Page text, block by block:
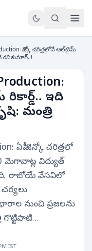
జెన్కో చరిత్రలోనే ఆల్‌టైమ్
రవికుమార్..!
ఇది
మంత్రి
ఏపీ జెన్కో చరిత్రలో
మెగావాట్ల విద్యుత్
రాబోయే వేసవిలో
నుంచి ప్రజలను
గొట్టిపాటి…
IST